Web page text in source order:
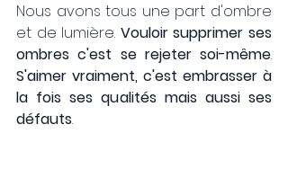
Nous avons tous une part d'ombre
et de lumière. Vouloir supprimer ses
ombres c'est se rejeter soi-même
S'aimer vraiment, c'est embrasser à
la fois ses qualités mais aussi ses
défauts.